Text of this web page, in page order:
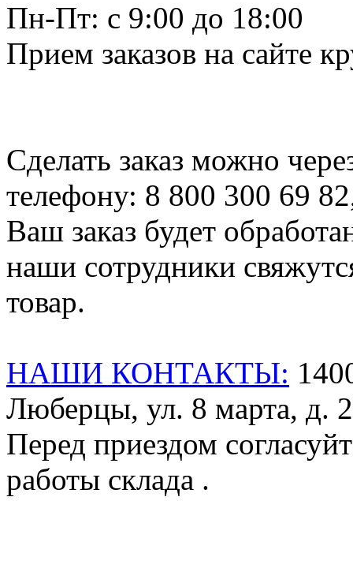
Пн-Пт: c 9:00 до 18:00
Прием заказов на сайте
Сделать заказ можно
телефону: 8 800 300 69
Ваш заказ будет
наши сотрудники
товар.
НАШИ КОНТАКТЫ:
Люберцы, ул. 8 марта, д.
Перед приездом
работы склада .